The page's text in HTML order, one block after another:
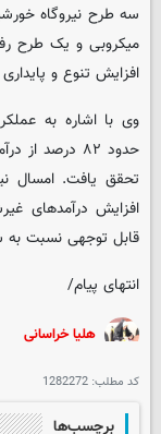
سه طرح نیروگاه
میکروبی و یک طرح
افزایش تنوع و
وی با اشاره به
تحقق یافت. امسال
قابل توجهی نسبت
انتهای پیام/
هلیا خراسانی
کد مطلب: 1282272
برچسب‌ها